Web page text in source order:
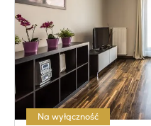
Na wyłączność